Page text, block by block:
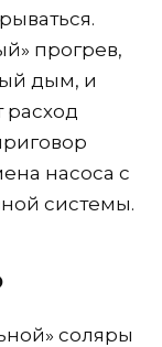
прогрев,
дым, и
насоса с
системы.
соляры